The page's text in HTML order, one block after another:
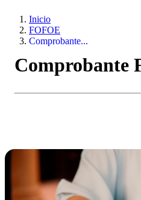
Inicio
FOFOE
Comprobante...
Comprobante